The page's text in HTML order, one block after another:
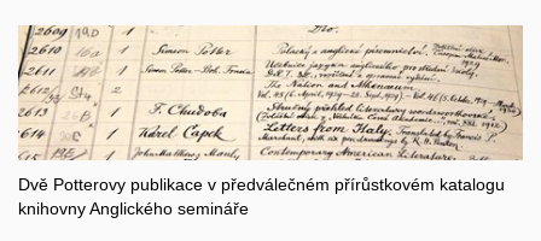
Dvě Potterovy publikace v předválečném přírůstkovém katalogu
knihovny Anglického semináře